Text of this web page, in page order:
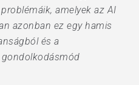
amelyek az AI
azonban ez egy hamis
és a